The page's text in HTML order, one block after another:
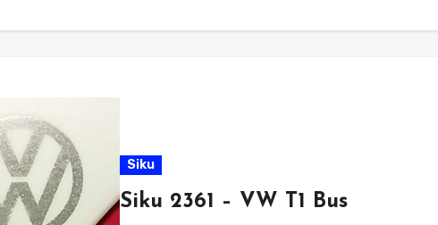
Siku
Siku 2361 – VW T1 Bus